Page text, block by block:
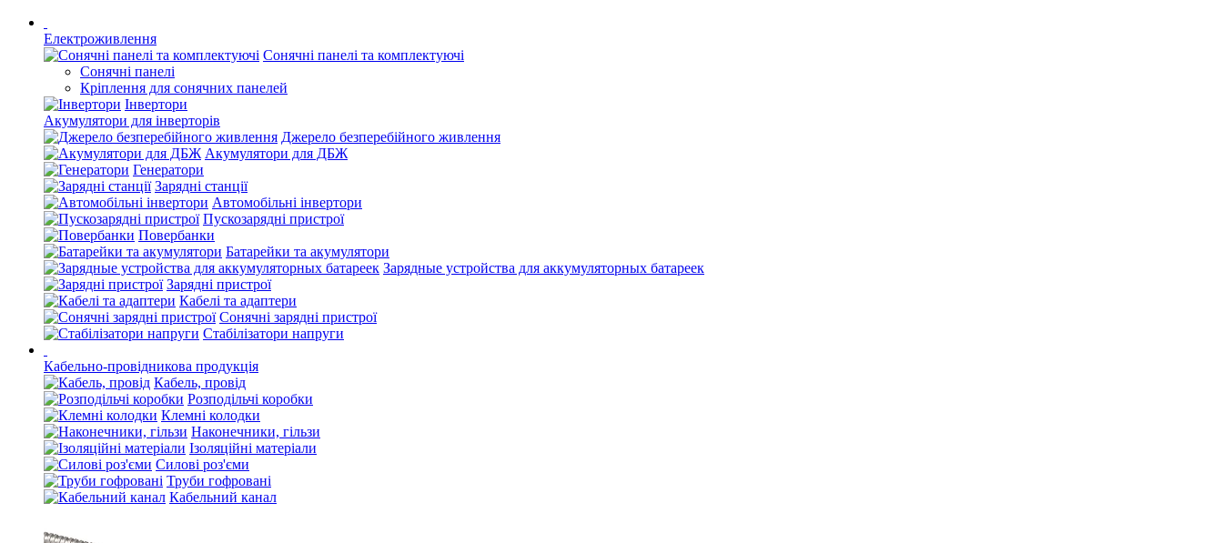
Електроживлення
Сонячні панелі та комплектуючі
Сонячні панелі
Кріплення для сонячних панелей
Інвертори
Акумулятори для інверторів
Джерело безперебійного живлення
Акумулятори для ДБЖ
Генератори
Зарядні станції
Автомобільні інвертори
Пускозарядні пристрої
Повербанки
Батарейки та акумулятори
Зарядные устройства для аккумуляторных батареек
Зарядні пристрої
Кабелі та адаптери
Сонячні зарядні пристрої
Стабілізатори напруги
Кабельно-провідникова продукція
Кабель, провід
Розподільчі коробки
Клемні колодки
Наконечники, гільзи
Ізоляційні матеріали
Силові роз'єми
Труби гофровані
Кабельний канал